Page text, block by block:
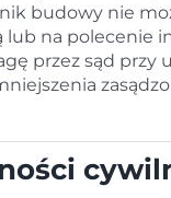
budowy nie
lub na
przez sąd przy